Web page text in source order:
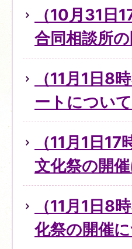
（10月31日
合同相談所
（11月1日8
ートについて
（11月1日
文化祭の開
（11月1日8
化祭の開催